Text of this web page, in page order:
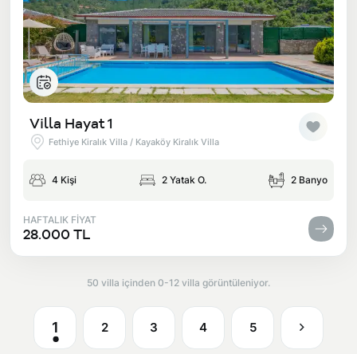
Villa Hayat 1
Fethiye Kiralık Villa / Kayaköy Kiralık Villa
4 Kişi 2 Yatak O. 2 Banyo
HAFTALIK FİYAT
28.000 TL
50 villa içinden 0-12 villa görüntüleniyor.
1 2 3 4 5